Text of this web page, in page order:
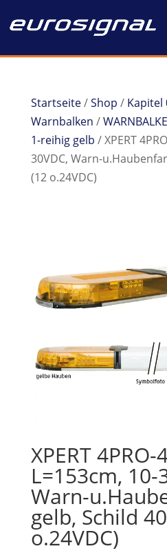
Startseite/Shop / Kapitel
Warnbalken /
1-reihig gelb / XPERT
30VDC, Warn-
(12 o.24VDC)
XPERT 4PRO-
L=153cm, 10-
Warn-
gelb, Schild
o.24VDC)